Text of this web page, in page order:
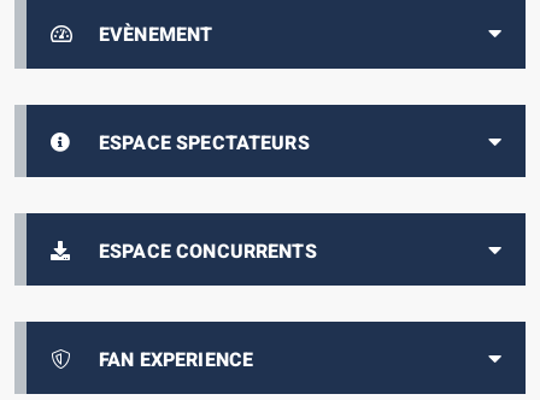
EVÈNEMENT
ESPACE SPECTATEURS
ESPACE CONCURRENTS
FAN EXPERIENCE